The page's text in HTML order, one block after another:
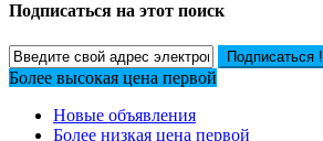
Подписаться на этот поиск
Подписаться !
Более высокая цена первой
Новые объявления
Более низкая цена первой